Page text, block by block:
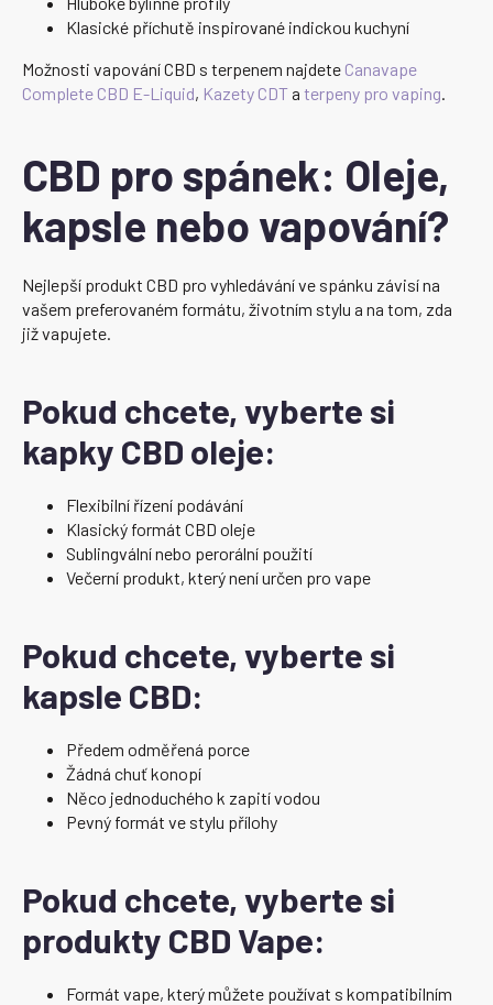
Klasické příchutě inspirované indickou kuchyní
Možnosti vapování CBD s terpenem najdete Canavape
Complete CBD E-Liquid, Kazety CDTa terpeny pro vaping.
CBD pro spánek: Oleje,
kapsle nebo vapování?
Nejlepší produkt CBD pro vyhledávání ve spánku závisí na
vašem preferovaném formátu, životním stylu a na tom, zda
již vapujete.
Pokud chcete, vyberte si
kapky CBD oleje:
Flexibilní řízení podávání
Klasický formát CBD oleje
Sublingvální nebo perorální použití
Večerní produkt, který není určen pro vape
Pokud chcete, vyberte si
kapsle CBD:
Předem odměřená porce
Žádná chuť konopí
Něco jednoduchého k zapití vodou
Pevný formát ve stylu přílohy
Pokud chcete, vyberte si
produkty CBD Vape:
Formát vape, který můžete používat s kompatibilním